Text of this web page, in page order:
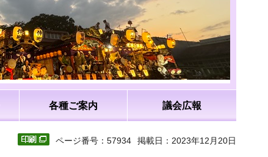
各種ご案内 議会広報
ページ番号：57934 掲載日：2023年12月20日